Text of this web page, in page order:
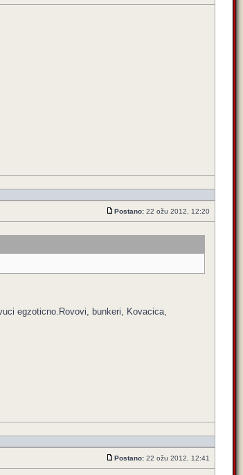
Postano: 22 ožu 2012, 12:20
egzoticno.Rovovi, bunkeri, Kovacica,
Postano: 22 ožu 2012, 12:41